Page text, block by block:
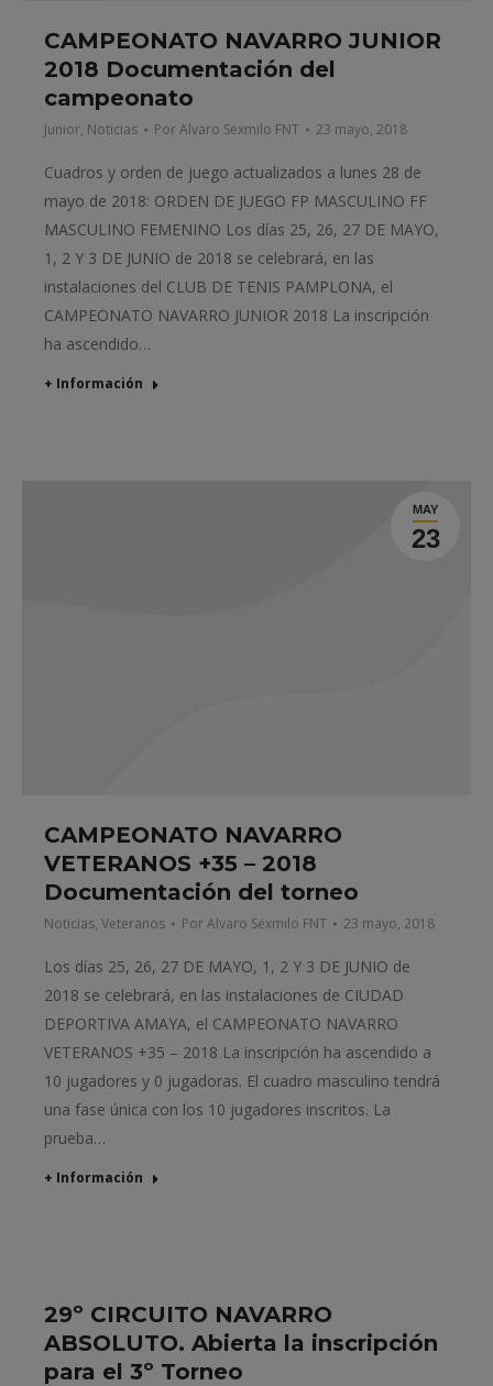
CAMPEONATO NAVARRO JUNIOR
2018 Documentación del
campeonato
Junior, Noticias PorAlvaro Sexmilo FNT 23 mayo, 2018
Cuadros y orden de juego actualizados a lunes 28 de
mayo de 2018: ORDEN DE JUEGO FP MASCULINO FF
MASCULINO FEMENINO Los días 25, 26, 27 DE MAYO,
1, 2 Y 3 DE JUNIO de 2018 se celebrará, en las
instalaciones del CLUB DE TENIS PAMPLONA, el
CAMPEONATO NAVARRO JUNIOR 2018 La inscripción
ha ascendido…
+ Información
MAY
23
CAMPEONATO NAVARRO
VETERANOS +35 – 2018
Documentación del torneo
Noticias, Veteranos PorAlvaro Sexmilo FNT 23 mayo, 2018
Los días 25, 26, 27 DE MAYO, 1, 2 Y 3 DE JUNIO de
2018 se celebrará, en las instalaciones de CIUDAD
DEPORTIVA AMAYA, el CAMPEONATO NAVARRO
VETERANOS +35 – 2018 La inscripción ha ascendido a
10 jugadores y 0 jugadoras. El cuadro masculino tendrá
una fase única con los 10 jugadores inscritos. La
prueba…
+ Información
29º CIRCUITO NAVARRO
ABSOLUTO. Abierta la inscripción
para el 3º Torneo